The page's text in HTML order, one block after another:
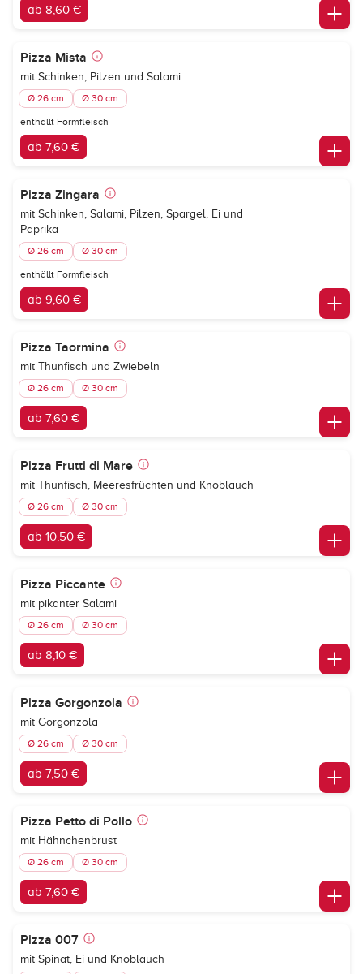
ab 8,60 €
Pizza Mista
mit Schinken, Pilzen und Salami
Ø 26 cm Ø 30 cm
enthällt Formfleisch
ab 7,60 €
Pizza Zingara
mit Schinken, Salami, Pilzen, Spargel, Ei und
Paprika
Ø 26 cm Ø 30 cm
enthällt Formfleisch
ab 9,60 €
Pizza Taormina
mit Thunfisch und Zwiebeln
Ø 26 cm Ø 30 cm
ab 7,60 €
Pizza Frutti di Mare
mit Thunfisch, Meeresfrüchten und Knoblauch
Ø 26 cm Ø 30 cm
ab 10,50 €
Pizza Piccante
mit pikanter Salami
Ø 26 cm Ø 30 cm
ab 8,10 €
Pizza Gorgonzola
mit Gorgonzola
Ø 26 cm Ø 30 cm
ab 7,50 €
Pizza Petto di Pollo
mit Hähnchenbrust
Ø 26 cm Ø 30 cm
ab 7,60 €
Pizza 007
mit Spinat, Ei und Knoblauch